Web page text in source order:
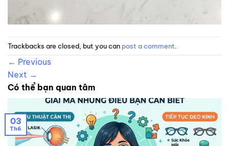
Trackbacks are closed, but you can post a comment
← Previous
Next →
Có thể bạn quan tâm
03
Th6